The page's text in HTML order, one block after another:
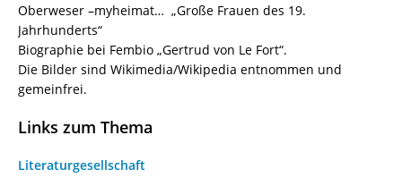
Oberweser –myheimat… „Große Frauen des 19.
Jahrhunderts“
Biographie bei Fembio „Gertrud von Le Fort“.
Die Bilder sind Wikimedia/Wikipedia entnommen und
gemeinfrei.
Links zum Thema
Literaturgesellschaft